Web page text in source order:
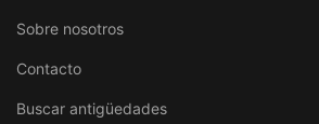
Sobre nosotros
Contacto
Buscar antigüedades